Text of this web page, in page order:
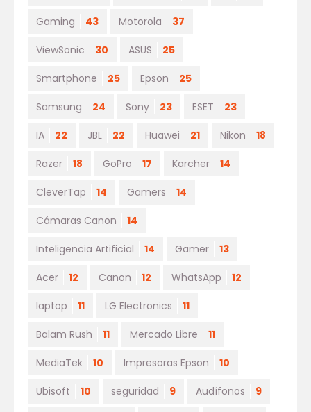
Gaming 43 Motorola 37
ViewSonic 30 ASUS 25
Smartphone 25 Epson 25
Samsung 24 Sony 23 ESET 23
IA 22 JBL 22 Huawei 21 Nikon 18
Razer 18 GoPro 17 Karcher 14
CleverTap 14 Gamers 14
Cámaras Canon 14
Inteligencia Artificial 14 Gamer 13
Acer 12 Canon 12 WhatsApp 12
laptop 11 LG Electronics 11
Balam Rush 11 Mercado Libre 11
MediaTek 10 Impresoras Epson 10
Ubisoft 10 seguridad 9 Audífonos 9